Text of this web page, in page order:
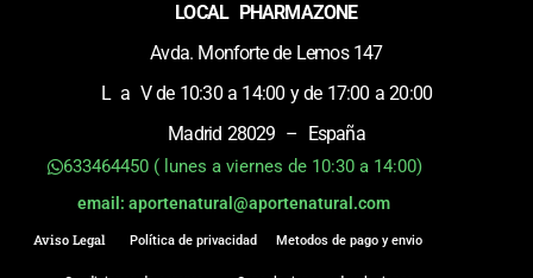
LOCAL PHARMAZONE
Avda. Monforte de Lemos 147
L a V de 10:30 a 14:00 y de 17:00 a 20:00
Madrid 28029 – España
633464450 ( lunes a viernes de 10:30 a 14:00)
email: aportenatural@aportenatural.com
Aviso Legal Política de privacidad Metodos de pago y envio